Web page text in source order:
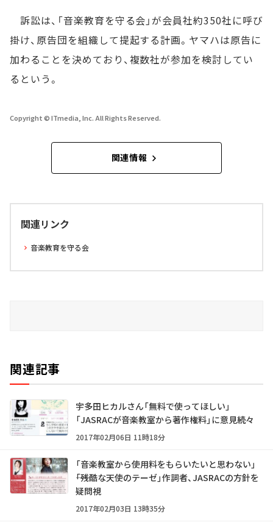
訴訟は、「音楽教育を守る会」が会員社約350社に呼び
掛け、原告団を組織して提起する計画。ヤマハは原告に
加わることを決めており、複数社が参加を検討してい
るという。
Copyright © ITmedia, Inc. All Rights Reserved.
関連情報
関連リンク
音楽教育を守る会
関連記事
宇多田ヒカルさん「無料で使ってほしい」
「JASRACが音楽教室から著作権料」に意見続々
2017年02月06日 11時18分
「音楽教室から使用料をもらいたいと思わない」
――「残酷な天使のテーゼ」作詞者、JASRACの方針を
疑問視
2017年02月03日 13時35分